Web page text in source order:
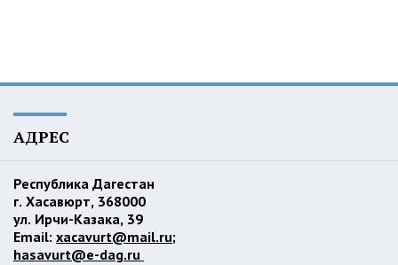
АДРЕС
Республика Дагестан
г. Хасавюрт, 368000
ул. Ирчи-Казака, 39
Email: xacavurt@mail.ru;
hasavurt@e-dag.ru